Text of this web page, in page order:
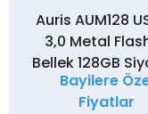
Auris AUM128
3,0 Metal
Bellek 128GB
Bayilere
Fiyatlar